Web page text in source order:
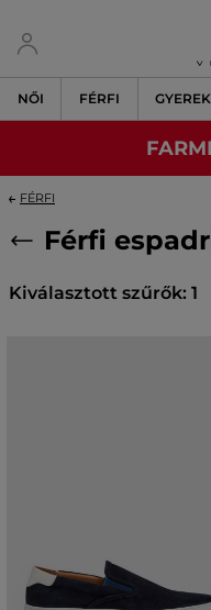
NŐI FÉRFI GYEREK
FÉRFI
Férfi
Kiválasztott szűrők: 1